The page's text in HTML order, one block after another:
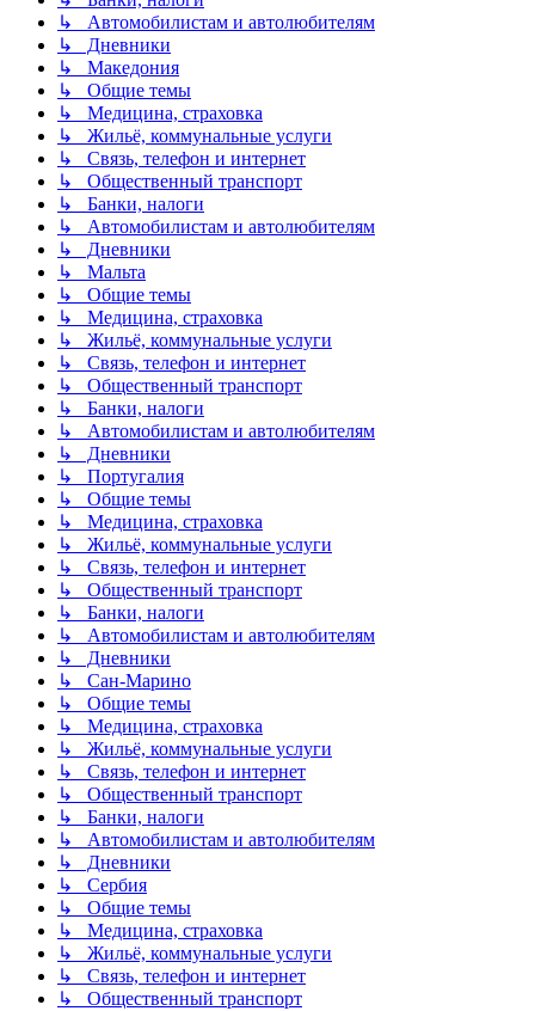
↳ Автомобилистам и автолюбителям
↳ Дневники
↳ Македония
↳ Общие темы
↳ Медицина, страховка
↳ Жильё, коммунальные услуги
↳ Связь, телефон и интернет
↳ Общественный транспорт
↳ Банки, налоги
↳ Автомобилистам и автолюбителям
↳ Дневники
↳ Мальта
↳ Общие темы
↳ Медицина, страховка
↳ Жильё, коммунальные услуги
↳ Связь, телефон и интернет
↳ Общественный транспорт
↳ Банки, налоги
↳ Автомобилистам и автолюбителям
↳ Дневники
↳ Португалия
↳ Общие темы
↳ Медицина, страховка
↳ Жильё, коммунальные услуги
↳ Связь, телефон и интернет
↳ Общественный транспорт
↳ Банки, налоги
↳ Автомобилистам и автолюбителям
↳ Дневники
↳ Сан-Марино
↳ Общие темы
↳ Медицина, страховка
↳ Жильё, коммунальные услуги
↳ Связь, телефон и интернет
↳ Общественный транспорт
↳ Банки, налоги
↳ Автомобилистам и автолюбителям
↳ Дневники
↳ Сербия
↳ Общие темы
↳ Медицина, страховка
↳ Жильё, коммунальные услуги
↳ Связь, телефон и интернет
↳ Общественный транспорт